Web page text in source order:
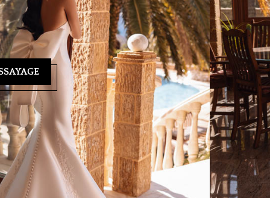
? Notre équipe se tient à votre écoute au04 93
vous personnalisé et vous guider vers la
CONSEILS RETOUCHES